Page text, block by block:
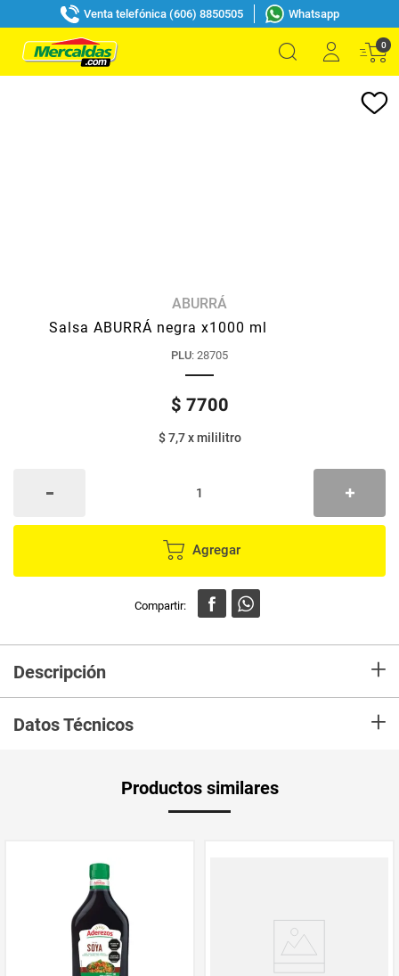
Venta telefónica (606) 8850505 Whatsapp
0
ABURRÁ
Salsa ABURRÁ negra x1000 ml
PLU: 28705
$ 7700
$ 7,7xmililitro
Agregar
Descripción +
Datos Técnicos +
PUM - Medida
Peso Neto
Producto (kg)
Productos similares